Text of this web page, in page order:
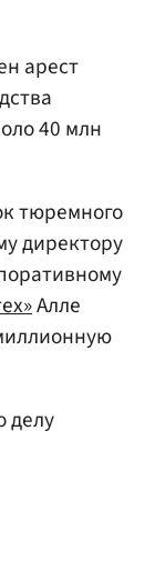
арест
40 млн
тюремного
директору
Алле
делу